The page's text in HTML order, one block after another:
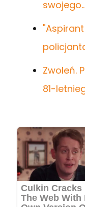
Zwoleń.
81-